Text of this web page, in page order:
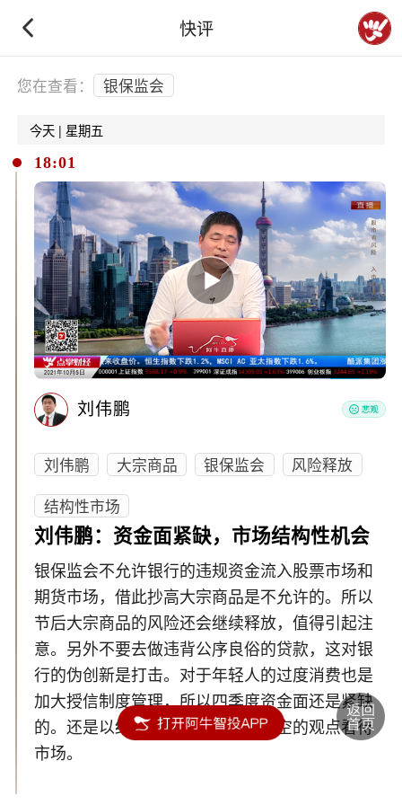
快评
下拉刷新
您在查看： 银保监会
今天 | 星期五
18:01
刘伟鹏
刘伟鹏 大宗商品 银保监会
风险释放
结构性市场
刘伟鹏：资金面紧缺，市场结构性机会
银保监会不允许银行的违规资金流入股票市场和
期货市场，借此抄高大宗商品是不允许的。所以
节后大宗商品的风险还会继续释放，值得引起注
意。另外不要去做违背公序良俗的贷款，这对银
行的伪创新是打击。对于年轻人的过度消费也是
加大授信制度管理，所以四季度资金面还是紧缺
的。还是以结构性的机会和整体偏空的观点看待
市场。